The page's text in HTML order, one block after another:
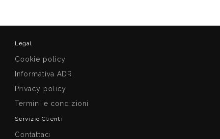
Legal
Cookie policy
Informativa ADR
Privacy policy
Termini e condizioni
Servizio Clienti
Contattaci